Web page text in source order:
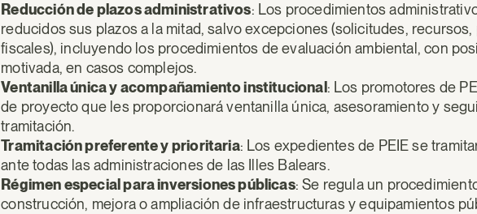
Reducción de plazos administrativos: Los procedimientos
reducidos sus plazos a la mitad, salvo excepciones (solicitudes,
fiscales), incluyendo los procedimientos de evaluación ambiental, con
motivada, en casos complejos.
Ventanilla única y acompañamiento institucional : Los promotores de
de proyecto que les proporcionará ventanilla única, asesoramiento y
tramitación.
Tramitación preferente y prioritaria: Los expedientes de PEIE se
ante todas las administraciones de las Illes Balears.
Régimen especial para inversiones públicas: Se regula un
construcción, mejora o ampliación de infraestructuras y equipamientos